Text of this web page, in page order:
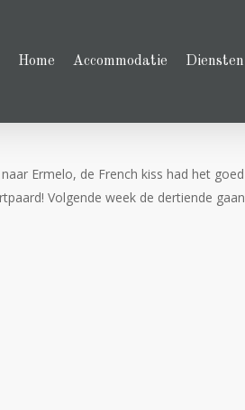
Home Accommodatie Diensten
Ermelo, de French kiss had het goed
Volgende week de dertiende gaan